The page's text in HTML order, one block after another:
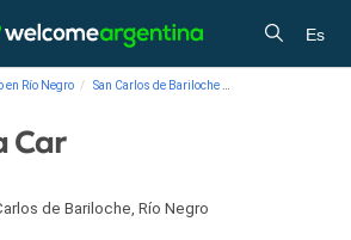
Es
en Río Negro San Carlos de Bariloche
Car
de Bariloche, Río Negro